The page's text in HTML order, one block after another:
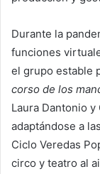
Durante la
funciones
el grupo estable
corso de los
Laura Dantonio
adaptándose a
Ciclo Veredas
circo y teatro al